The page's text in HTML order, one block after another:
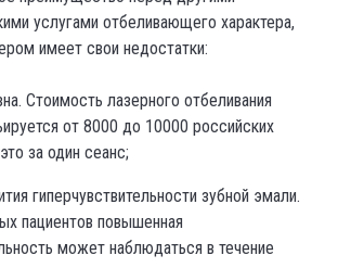
услугами отбеливающего характера,
имеет свои недостатки:
Стоимость лазерного отбеливания
от 8000 до 10000 российских
за один сеанс;
гиперчувствительности зубной эмали.
пациентов повышенная
может наблюдаться в течение